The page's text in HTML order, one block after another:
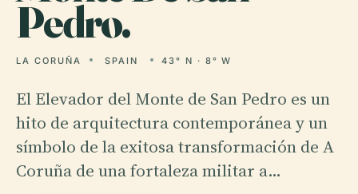
Pedro.
LA CORUÑA SPAIN 43° N · 8° W
El Elevador del Monte de San Pedro es un
hito de arquitectura contemporánea y un
símbolo de la exitosa transformación de A
Coruña de una fortaleza militar a…